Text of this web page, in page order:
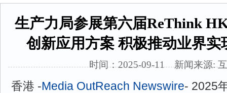
生产力局参展第六届ReThink
创新应用方案 积极推动业界实
时间：2025-09-11 新闻来源:
香港 -Media OutReach Newswire- 2025